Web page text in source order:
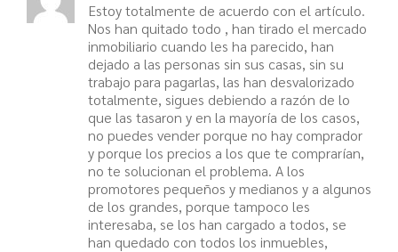
Estoy totalmente de acuerdo con el artículo.
Nos han quitado todo , han tirado el mercado
inmobiliario cuando les ha parecido, han
dejado a las personas sin sus casas, sin su
trabajo para pagarlas, las han desvalorizado
totalmente, sigues debiendo a razón de lo
que las tasaron y en la mayoría de los casos,
no puedes vender porque no hay comprador
y porque los precios a los que te comprarían,
no te solucionan el problema. A los
promotores pequeños y medianos y a algunos
de los grandes, porque tampoco les
interesaba, se los han cargado a todos, se
han quedado con todos los inmuebles,